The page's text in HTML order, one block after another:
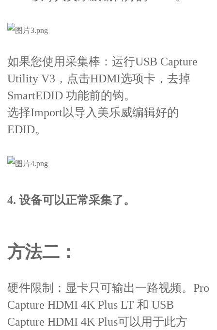
如果您使用采集棒：运行USB Capture
Utility V3，点击HDMI选项卡，去掉
SmartEDID 功能前的钩。
选择Import以导入美乐威编辑好的
EDID。
4. 设备可以正常采集了。
方法二：
硬件限制：显卡只可输出一路视频。Pro
Capture HDMI 4K Plus LT 和 USB
Capture HDMI 4K Plus可以用于此方